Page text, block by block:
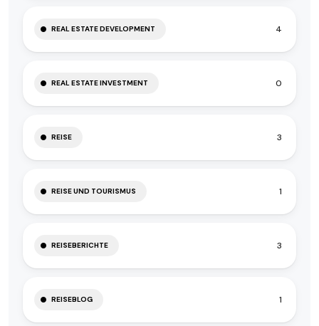
REAL ESTATE DEVELOPMENT 4
REAL ESTATE INVESTMENT 0
REISE 3
REISE UND TOURISMUS 1
REISEBERICHTE 3
REISEBLOG 1